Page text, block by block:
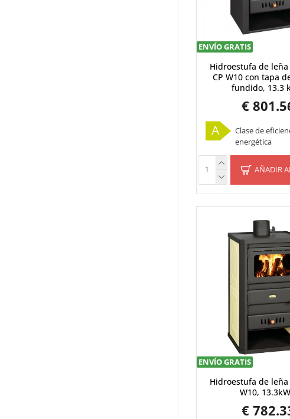
ENVÍO GRATIS
Hidroestufa de
CP W10 con tapa
fundido, 13.3
€
A
Clase de
energética
AÑADIR
ENVÍO GRATIS
Hidroestufa de leña
W10, 13.3kW
€